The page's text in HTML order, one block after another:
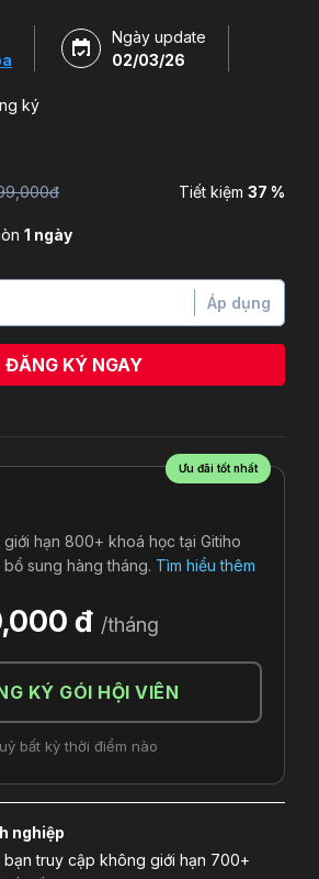
Ngày update
02/03/26
ký
Tiết kiệm 37 %
1 ngày
Áp dụng
ĐĂNG KÝ NGAY
Ưu đãi tốt nhất
hạn 800+ khoá học tại Gitiho
sung hàng tháng. Tìm hiểu thêm
đ /tháng
KÝ GÓI HỘI VIÊN
bất kỳ thời điểm nào
nghiệp
bạn truy cập không giới hạn 700+